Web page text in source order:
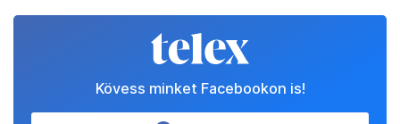
Kövess minket Facebookon is!